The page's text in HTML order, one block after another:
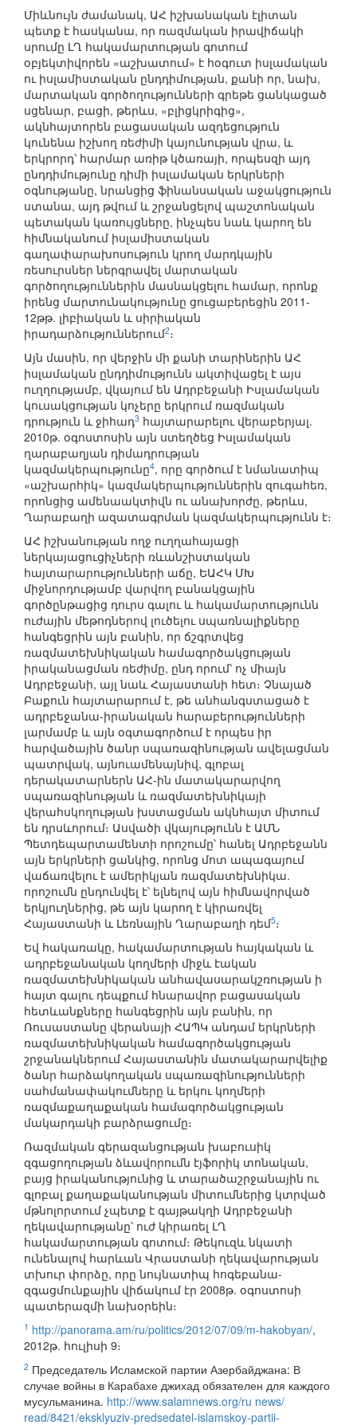
Միևնույն ժամանակ, ԱՀ իշխանական էլիտան
պետք է հասկանա, որ ռազմական իրավիճակի
սրումը ԼՂ հակամարտության գոտում
օբյեկտիվորեն «աշխատում» է հօգուտ իսլամական
ու իսլամիստական ընդդիմության, քանի որ, նախ,
մարտական գործողությունների գրեթե ցանկացած
սցենար, բացի, թերևս, «բլիցկրիգից»,
ակնհայտորեն բացասական ազդեցություն
կունենա իշխող ռեժիմի կայունության վրա, և
երկրորդ՝ հարմար առիթ կծառայի, որպեսզի այդ
ընդդիմությունը դիմի իսլամական երկրների
օգնությանը, նրանցից ֆինանսական աջակցություն
ստանա, այդ թվում և շրջանցելով պաշտոնական
պետական կառույցները, ինչպես նաև կարող են
հիմնականում իսլամիստական
գաղափարախոսություն կրող մարդկային
ռեսուրսներ ներգրավել մարտական
գործողություններին մասնակցելու համար, որոնք
իրենց մարտունակությունը ցուցաբերեցին 2011-
12թթ. լիբիական և սիրիական
իրադարձություններում2։
Այն մասին, որ վերջին մի քանի տարիներին ԱՀ
իսլամական ընդդիմությունն ակտիվացել է այս
ուղղությամբ, վկայում են Ադրբեջանի Իսլամական
կուսակցության կոչերը երկրում ռազմական
դրություն և ջիհադ3 հայտարարելու վերաբերյալ.
2010թ. օգոստոսին այն ստեղծեց Իսլամական
ղարաբաղյան դիմադրության
կազմակերպությունը4, որը գործում է նմանատիպ
«աշխարհիկ» կազմակերպություններին զուգահեռ,
որոնցից ամենաակտիվն ու անախորժը, թերևս,
Ղարաբաղի ազատագրման կազմակերպությունն է։
ԱՀ իշխանության ողջ ուղղահայացի
ներկայացուցիչների ռևանշիստական
հայտարարությունների աճը, ԵԱՀԿ ՄԽ
միջնորդությամբ վարվող բանակցային
գործընթացից դուրս գալու և հակամարտությունն
ուժային մեթոդներով լուծելու սպառնալիքները
հանգեցրին այն բանին, որ ճշգրտվեց
ռազմատեխնիկական համագործակցության
իրականացման ռեժիմը, ընդ որում՝ ոչ միայն
Ադրբեջանի, այլ նաև Հայաստանի հետ։ Չնայած
Բաքուն հայտարարում է, թե անհանգստացած է
ադրբեջանա-իրանական հարաբերությունների
լարմամբ և այն օգտագործում է որպես իր
հարվածային ծանր սպառազինության ավելացման
պատրվակ, այնուամենայնիվ, գլոբալ
դերակատարներն ԱՀ-ին մատակարարվող
սպառազինության և ռազմատեխնիկայի
վերահսկողության խստացման ակնհայտ միտում
են դրսևորում։ Ասվածի վկայությունն է ԱՄՆ
Պետդեպարտամենտի որոշումը՝ հանել Ադրբեջանն
այն երկրների ցանկից, որոնց մոտ ապագայում
վաճառվելու է ամերիկյան ռազմատեխնիկա.
որոշումն ընդունվել է՝ ելնելով այն հիմնավորված
երկյուղներից, թե այն կարող է կիրառվել
Հայաստանի և Լեռնային Ղարաբաղի դեմ5։
Եվ հակառակը, հակամարտության հայկական և
ադրբեջանական կողմերի միջև էական
ռազմատեխնիկական անհավասարակշռության ի
հայտ գալու դեպքում հնարավոր բացասական
հետևանքները հանգեցրին այն բանին, որ
Ռուսաստանը վերանայի ՀԱՊԿ անդամ երկրների
ռազմատեխնիկական համագործակցության
շրջանակներում Հայաստանին մատակարարվելիք
ծանր հարձակողական սպառազինությունների
սահմանափակումները և երկու կողմերի
ռազմաքաղաքական համագործակցության
մակարդակի բարձրացումը։
Ռազմական գերազանցության խաբուսիկ
զգացողության ձևավորումն էյֆորիկ տոնական,
բայց իրականությունից և տարածաշրջանային ու
գլոբալ քաղաքականության միտումներից կտրված
մթնոլորտում չպետք է գայթակղի Ադրբեջանի
ղեկավարությանը՝ ուժ կիրառել ԼՂ
հակամարտության գոտում։ Թեկուզև նկատի
ունենալով հարևան Վրաստանի ղեկավարության
տխուր փորձը, որը նույնատիպ հոգեբանա-
զգացմունքային վիճակում էր 2008թ. օգոստոսի
պատերազմի նախօրեին։
1 http://panorama.am/ru/politics/2012/07/09/m-hakobyan/,
2012թ. հուլիսի 9։
2 Председатель Исламской партии Азербайджана: В
случае войны в Карабахе джихад обязателен для каждого
мусульманина. http://www.salamnews.org/ru news/
read/8421/eksklyuziv-predsedatel-islamskoy-partii-